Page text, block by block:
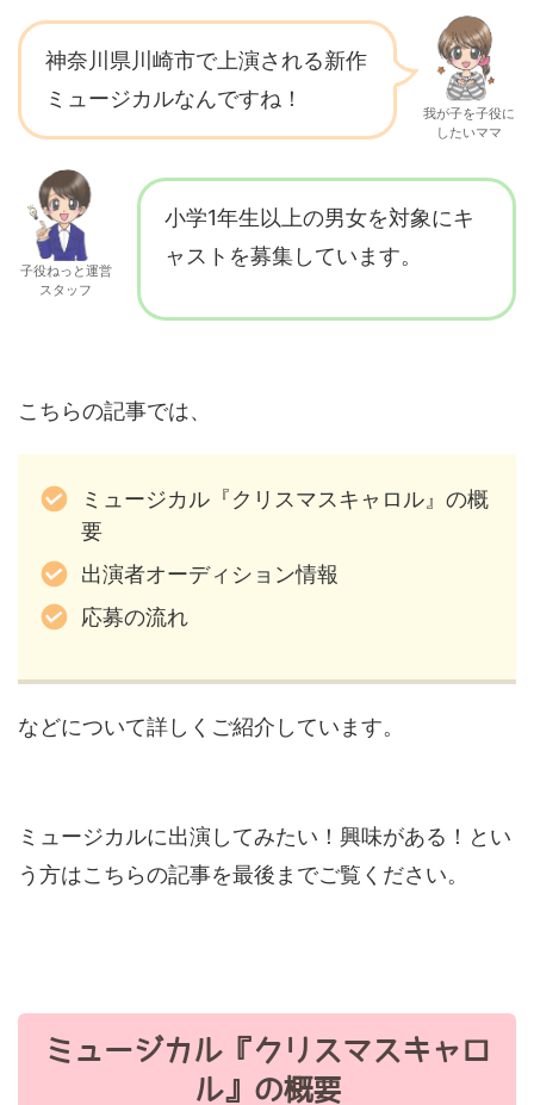
神奈川県川崎市で上演される新作
ミュージカルなんですね！
我が子を子役に
したいママ
子役ねっと運営
スタッフ
小学1年生以上の男女を対象にキ
ャストを募集しています。
こちらの記事では、
ミュージカル『クリスマスキャロル』の概
要
出演者オーディション情報
応募の流れ
などについて詳しくご紹介しています。
ミュージカルに出演してみたい！興味がある！とい
う方はこちらの記事を最後までご覧ください。
ミュージカル『クリスマスキャロ
ル』の概要